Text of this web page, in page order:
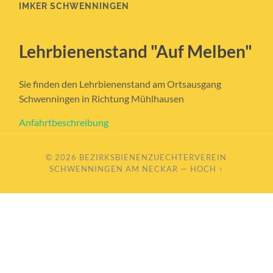
IMKER SCHWENNINGEN
Lehrbienenstand "Auf Melben"
Sie finden den Lehrbienenstand am Ortsausgang
Schwenningen in Richtung Mühlhausen
Anfahrtbeschreibung
© 2026 BEZIRKSBIENENZUECHTERVEREIN
SCHWENNINGEN AM NECKAR — HOCH ↑